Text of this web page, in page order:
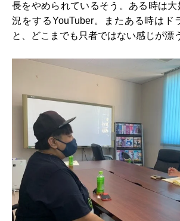
長をやめられているそう。ある時は
況をするYouTuber。またある時はド
と、どこまでも只者ではない感じが漂